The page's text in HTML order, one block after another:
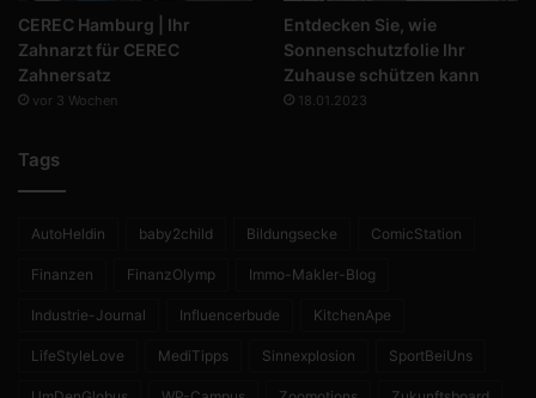
CEREC Hamburg | Ihr
Zahnarzt für CEREC
Zahnersatz
vor 3 Wochen
Entdecken Sie, wie
Sonnenschutzfolie Ihr
Zuhause schützen kann
18.01.2023
Tags
AutoHeldin baby2child Bildungsecke ComicStation
Finanzen FinanzOlymp Immo-Makler-Blog
Industrie-Journal Influencerbude KitchenApe
LifeStyleLove MediTipps Sinnexplosion SportBeiUns